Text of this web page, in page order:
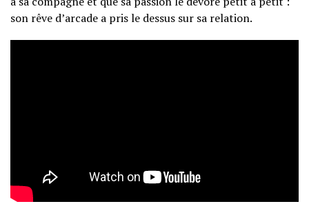
son rêve d’arcade a pris le dessus sur sa relation.